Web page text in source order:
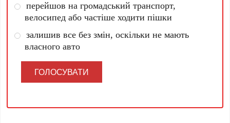
перейшов на громадський транспорт,
велосипед або частіше ходити пішки
залишив все без змін, оскільки не мають
власного авто